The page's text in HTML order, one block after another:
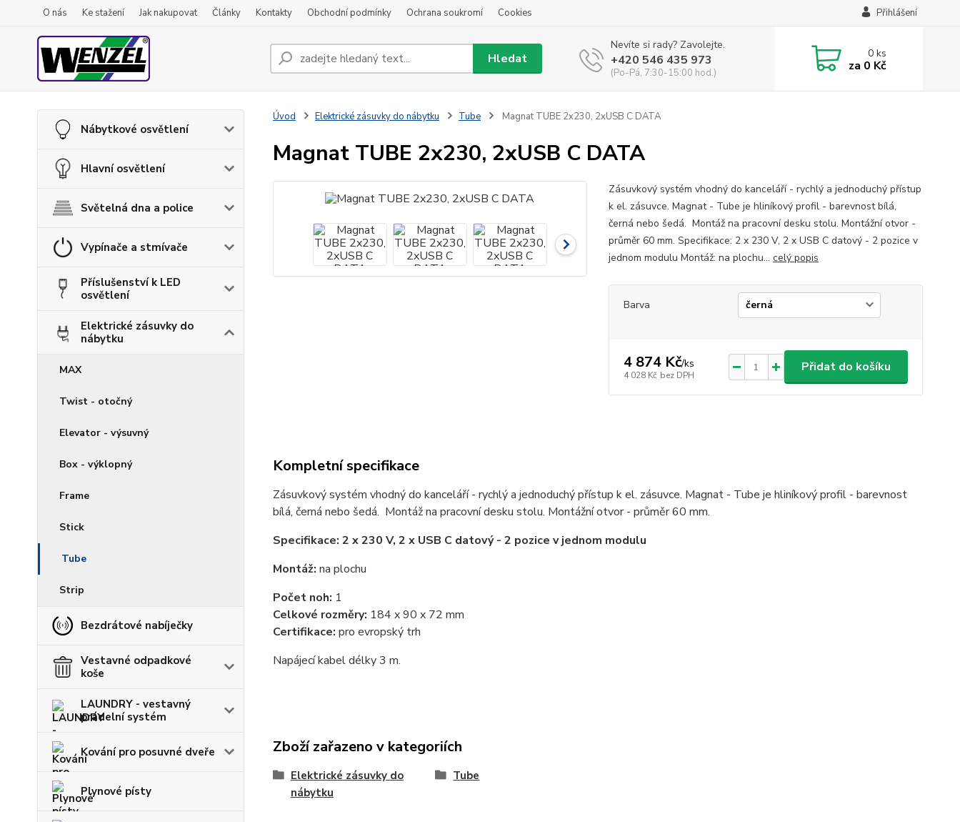
O nás Ke stažení Jak nakupovat Články Kontakty Obchodní podmínky Ochrana soukromí Cookies Přihlášení
Hledat
Nevíte si rady? Zavolejte.
+420 546 435 973
(Po-Pá, 7:30-15:00 hod.)
0ks
za 0 Kč
Nábytkové osvětlení
Hlavní osvětlení
Světelná dna a police
Vypínače a stmívače
Příslušenství k LED
osvětlení
Elektrické zásuvky do
nábytku
MAX
Twist - otočný
Elevator - výsuvný
Box - výklopný
Frame
Stick
Tube
Strip
Bezdrátové nabíječky
Vestavné odpadkové
koše
LAUNDRY - vestavný
prádelní systém
Kování pro posuvné dveře
Plynové písty
Úvod Elektrické zásuvky do nábytku Tube Magnat TUBE 2x230, 2xUSB C DATA
Magnat TUBE 2x230, 2xUSB C DATA
Zásuvkový systém vhodný do kanceláří - rychlý a jednoduchý přístup
k el. zásuvce. Magnat - Tube je hliníkový profil - barevnost bílá,
černá nebo šedá. Montáž na pracovní desku stolu. Montážní otvor -
průměr 60 mm. Specifikace: 2 x 230 V, 2 x USB C datový - 2 pozice v
jednom modulu Montáž: na plochu... celý popis
Barva
4 874 Kč/ks
4 028 Kč bez DPH
Přidat do košíku
Kompletní specifikace
Zásuvkový systém vhodný do kanceláří - rychlý a jednoduchý přístup k el. zásuvce. Magnat - Tube je hliníkový profil - barevnost
bílá, černá nebo šedá. Montáž na pracovní desku stolu. Montážní otvor - průměr 60 mm.
Specifikace: 2 x 230 V, 2 x USB C datový - 2 pozice v jednom modulu
Montáž: na plochu
Počet noh: 1
Celkové rozměry: 184 x 90 x 72 mm
Certifikace: pro evropský trh
Napájecí kabel délky 3 m.
Zboží zařazeno v kategoriích
Elektrické zásuvky do
nábytku
Tube